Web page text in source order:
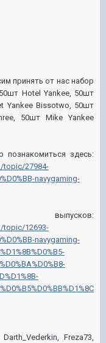
принять от нас набор
Hotel Yankee, 50шт
Yankee Bissotwo, 50шт
50шт Mike Yankee
здесь:
topic/27984-
navygaming-
topic/12693-
navygaming-
Freza73,